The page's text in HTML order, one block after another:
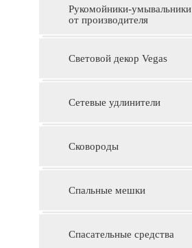
Рукомойники-умывальники
от производителя
Световой декор Vegas
Сетевые удлинители
Сковороды
Спальные мешки
Спасательные средства